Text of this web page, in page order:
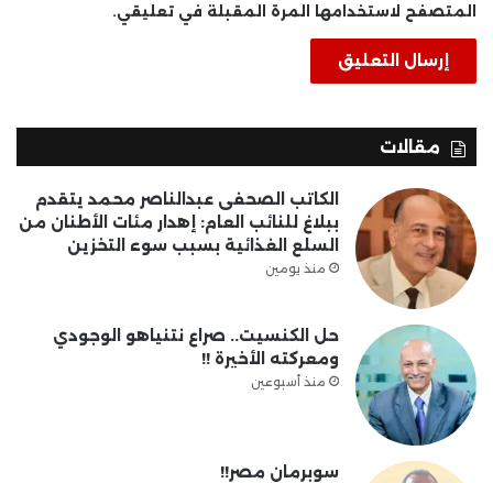
المتصفح لاستخدامها المرة المقبلة في تعليقي.
مقالات
الكاتب الصحفى عبدالناصر محمد يتقدم
ببلاغ للنائب العام: إهدار مئات الأطنان من
السلع الغذائية بسبب سوء التخزين
منذ يومين
حل الكنسيت.. صراع نتنياهو الوجودي
ومعركته الأخيرة !!
منذ أسبوعين
سوبرمان مصر!!